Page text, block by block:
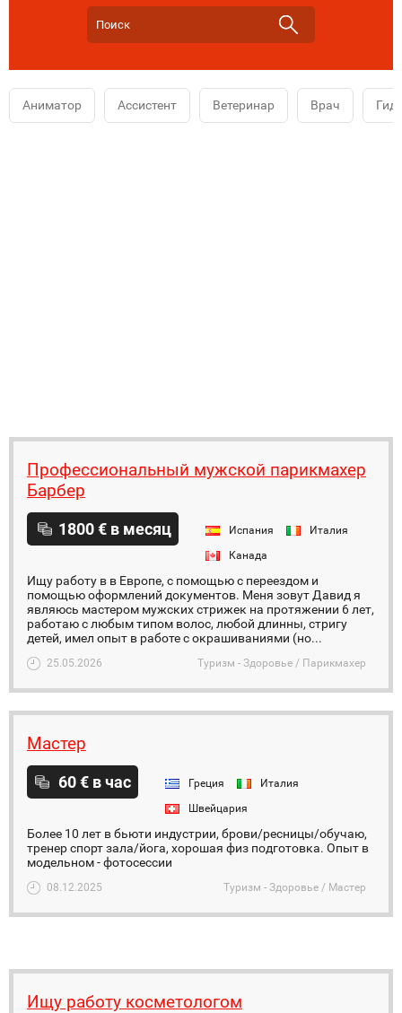
Аниматор Ассистент Ветеринар Врач Гид
Профессиональный мужской парикмахер
Барбер
1800 € в месяц Испания
Италия
Канада
Ищу работу в в Европе, с помощью с переездом и
помощью оформлений документов. Меня зовут Давид я
являюсь мастером мужских стрижек на протяжении 6 лет,
работаю с любым типом волос, любой длинны, стригу
детей, имел опыт в работе с окрашиваниями (но...
25.05.2026 Туризм - Здоровье / Парикмахер
Мастер
60 € в час Греция
Италия
Швейцария
Более 10 лет в бьюти индустрии, брови/ресницы/обучаю,
тренер спорт зала/йога, хорошая физ подготовка. Опыт в
модельном - фотосессии
08.12.2025 Туризм - Здоровье / Мастер
Ищу работу косметологом